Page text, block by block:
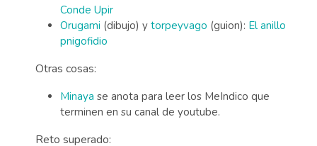
Conde Upir
Orugami (dibujo) y torpeyvago (guion): El anillo
pnigofidio
Otras cosas:
Minaya se anota para leer los MeIndico que
terminen en su canal de youtube.
Reto superado: